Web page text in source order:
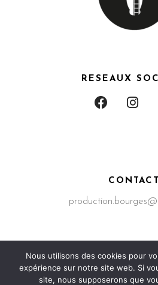
RESEAUX
CONTACT
Production Bourges – 2023 ©
Nous utilisons des cookies pour
expérience sur notre site web. Si
site, nous supposerons que